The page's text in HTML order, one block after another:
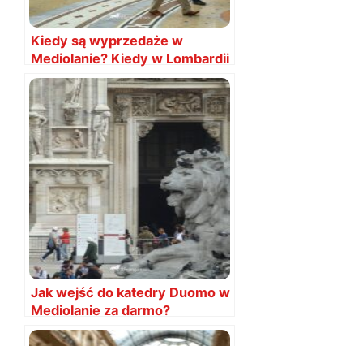
Kiedy są wyprzedaże w
Mediolanie? Kiedy w Lombardii
2025
Jak wejść do katedry Duomo w
Mediolanie za darmo?